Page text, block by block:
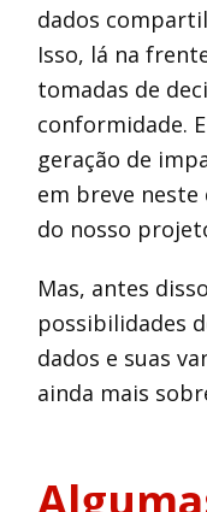
dados
Isso, lá na
tomadas de
conformidade.
geração de
em breve
do nosso
Mas, antes
possibilidades
dados e suas
ainda mais